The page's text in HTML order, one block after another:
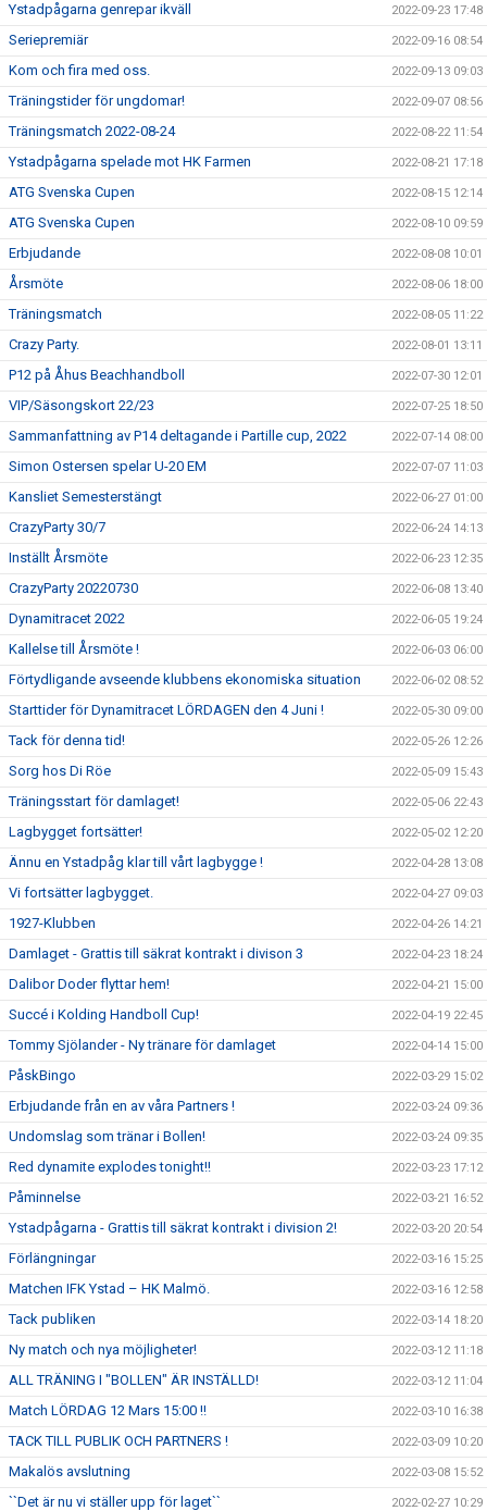
Ystadpågarna genrepar ikväll 2022-09-23 17:48
Seriepremiär 2022-09-16 08:54
Kom och fira med oss. 2022-09-13 09:03
Träningstider för ungdomar! 2022-09-07 08:56
Träningsmatch 2022-08-24 2022-08-22 11:54
Ystadpågarna spelade mot HK Farmen 2022-08-21 17:18
ATG Svenska Cupen 2022-08-15 12:14
ATG Svenska Cupen 2022-08-10 09:59
Erbjudande 2022-08-08 10:01
Årsmöte 2022-08-06 18:00
Träningsmatch 2022-08-05 11:22
Crazy Party. 2022-08-01 13:11
P12 på Åhus Beachhandboll 2022-07-30 12:01
VIP/Säsongskort 22/23 2022-07-25 18:50
Sammanfattning av P14 deltagande i Partille cup, 2022 2022-07-14 08:00
Simon Ostersen spelar U-20 EM 2022-07-07 11:03
Kansliet Semesterstängt 2022-06-27 01:00
CrazyParty 30/7 2022-06-24 14:13
Inställt Årsmöte 2022-06-23 12:35
CrazyParty 20220730 2022-06-08 13:40
Dynamitracet 2022 2022-06-05 19:24
Kallelse till Årsmöte ! 2022-06-03 06:00
Förtydligande avseende klubbens ekonomiska situation 2022-06-02 08:52
Starttider för Dynamitracet LÖRDAGEN den 4 Juni ! 2022-05-30 09:00
Tack för denna tid! 2022-05-26 12:26
Sorg hos Di Röe 2022-05-09 15:43
Träningsstart för damlaget! 2022-05-06 22:43
Lagbygget fortsätter! 2022-05-02 12:20
Ännu en Ystadpåg klar till vårt lagbygge ! 2022-04-28 13:08
Vi fortsätter lagbygget. 2022-04-27 09:03
1927-Klubben 2022-04-26 14:21
Damlaget - Grattis till säkrat kontrakt i divison 3 2022-04-23 18:24
Dalibor Doder flyttar hem! 2022-04-21 15:00
Succé i Kolding Handboll Cup! 2022-04-19 22:45
Tommy Sjölander - Ny tränare för damlaget 2022-04-14 15:00
PåskBingo 2022-03-29 15:02
Erbjudande från en av våra Partners ! 2022-03-24 09:36
Undomslag som tränar i Bollen! 2022-03-24 09:35
Red dynamite explodes tonight!! 2022-03-23 17:12
Påminnelse 2022-03-21 16:52
Ystadpågarna - Grattis till säkrat kontrakt i division 2! 2022-03-20 20:54
Förlängningar 2022-03-16 15:25
Matchen IFK Ystad – HK Malmö. 2022-03-16 12:58
Tack publiken 2022-03-14 18:20
Ny match och nya möjligheter! 2022-03-12 11:18
ALL TRÄNING I "BOLLEN" ÄR INSTÄLLD! 2022-03-12 11:04
Match LÖRDAG 12 Mars 15:00 !! 2022-03-10 16:38
TACK TILL PUBLIK OCH PARTNERS ! 2022-03-09 10:20
Makalös avslutning 2022-03-08 15:52
``Det är nu vi ställer upp för laget`` 2022-02-27 10:29